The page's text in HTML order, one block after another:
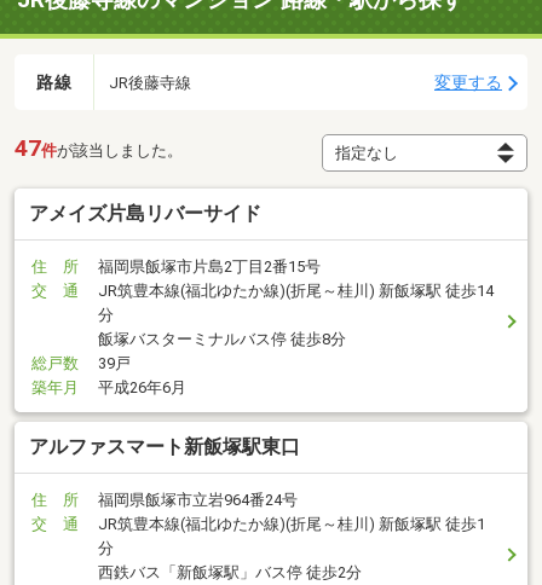
路線 JR後藤寺線 変更する
47件が該当しました。
アメイズ片島リバーサイド
住 所
福岡県飯塚市片島2丁目2番15号
交 通
JR筑豊本線(福北ゆたか線)(折尾～桂川) 新飯塚駅 徒歩14
分
飯塚バスターミナルバス停 徒歩8分
総戸数
39戸
築年月
平成26年6月
アルファスマート新飯塚駅東口
住 所
福岡県飯塚市立岩964番24号
交 通
JR筑豊本線(福北ゆたか線)(折尾～桂川) 新飯塚駅 徒歩1
分
西鉄バス「新飯塚駅」バス停 徒歩2分